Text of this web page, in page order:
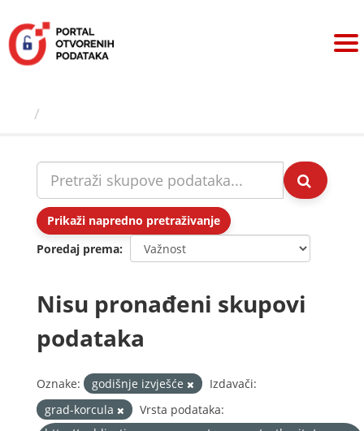
sadržaj
Prikaži napredno pretraživanje
Poredaj prema
Nisu pronađeni skupovi
podataka
Oznake: godišnje izvješće
Izdavači:
grad-korcula
Vrsta podataka: